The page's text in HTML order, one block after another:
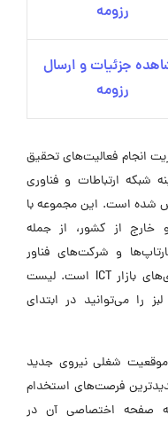
رزومه
جزئیات و ارسال
رزومه
از سال ۱۳۹۸ با مأموریت انجام فعالیت‌های تحقیق
شبکه ارتباطات و فناوری
شده است. این مجموعه با
از کشور، از جمله
و شرکت‌های فناور
فعالیت می‌کند. هدف آن تأمین نیازمندی‌های بازار ICT است. لیست
را می‌توانید در ابتدای
ایرانسل لبز در حال حاضر در ۶ موقعیت شغلی نیروی جدید
فرصت‌های استخدام
به صفحه اختصاصی آن در